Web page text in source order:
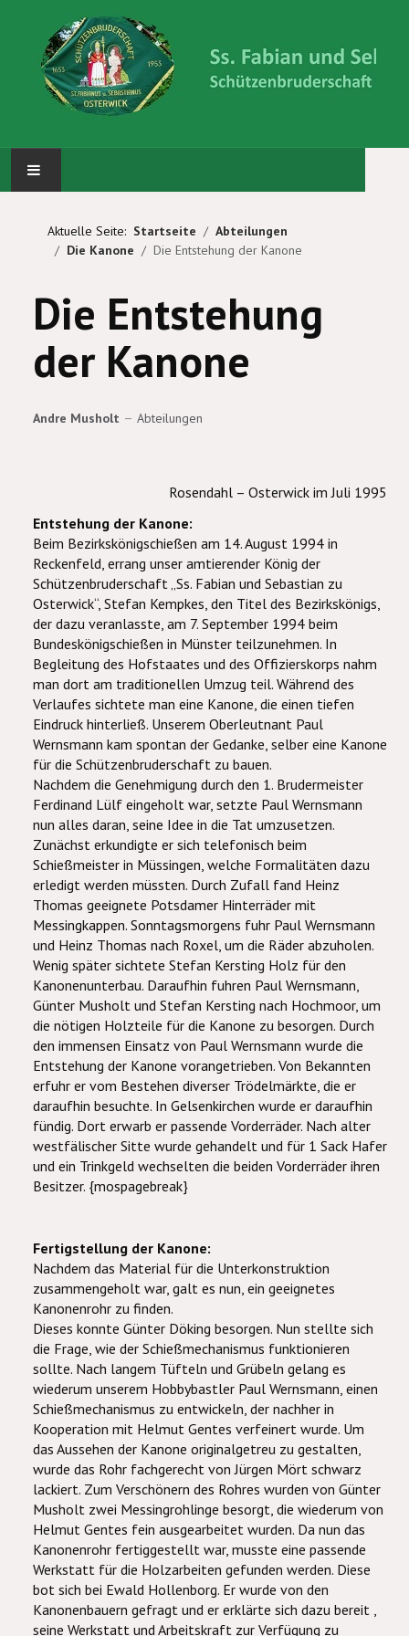
ABTEILUNGEN
KÖNIG UND PRINZEN
WIR ÜBER UNS
Aktuelle Seite: Startseite
Abteilungen
Die Kanone
Die Entstehung der Kanone
Die Entstehung
der Kanone
Andre Musholt Abteilungen
Rosendahl – Osterwick im Juli 1995
Entstehung der Kanone:
Beim Bezirkskönigschießen am 14. August 1994 in
Reckenfeld, errang unser amtierender König der
Schützenbruderschaft „Ss. Fabian und Sebastian zu
Osterwick“, Stefan Kempkes, den Titel des Bezirkskönigs,
der dazu veranlasste, am 7. September 1994 beim
Bundeskönigschießen in Münster teilzunehmen. In
Begleitung des Hofstaates und des Offizierskorps nahm
man dort am traditionellen Umzug teil. Während des
Verlaufes sichtete man eine Kanone, die einen tiefen
Eindruck hinterließ. Unserem Oberleutnant Paul
Wernsmann kam spontan der Gedanke, selber eine Kanone
für die Schützenbruderschaft zu bauen.
Nachdem die Genehmigung durch den 1. Brudermeister
Ferdinand Lülf eingeholt war, setzte Paul Wernsmann
nun alles daran, seine Idee in die Tat umzusetzen.
Zunächst erkundigte er sich telefonisch beim
Schießmeister in Müssingen, welche Formalitäten dazu
erledigt werden müssten. Durch Zufall fand Heinz
Thomas geeignete Potsdamer Hinterräder mit
Messingkappen. Sonntagsmorgens fuhr Paul Wernsmann
und Heinz Thomas nach Roxel, um die Räder abzuholen.
Wenig später sichtete Stefan Kersting Holz für den
Kanonenunterbau. Daraufhin fuhren Paul Wernsmann,
Günter Musholt und Stefan Kersting nach Hochmoor, um
die nötigen Holzteile für die Kanone zu besorgen. Durch
den immensen Einsatz von Paul Wernsmann wurde die
Entstehung der Kanone vorangetrieben. Von Bekannten
erfuhr er vom Bestehen diverser Trödelmärkte, die er
daraufhin besuchte. In Gelsenkirchen wurde er daraufhin
fündig. Dort erwarb er passende Vorderräder. Nach alter
westfälischer Sitte wurde gehandelt und für 1 Sack Hafer
und ein Trinkgeld wechselten die beiden Vorderräder ihren
Besitzer. {mospagebreak}
Fertigstellung der Kanone:
Nachdem das Material für die Unterkonstruktion
zusammengeholt war, galt es nun, ein geeignetes
Kanonenrohr zu finden.
Dieses konnte Günter Döking besorgen. Nun stellte sich
die Frage, wie der Schießmechanismus funktionieren
sollte. Nach langem Tüfteln und Grübeln gelang es
wiederum unserem Hobbybastler Paul Wernsmann, einen
Schießmechanismus zu entwickeln, der nachher in
Kooperation mit Helmut Gentes verfeinert wurde. Um
das Aussehen der Kanone originalgetreu zu gestalten,
wurde das Rohr fachgerecht von Jürgen Mört schwarz
lackiert. Zum Verschönern des Rohres wurden von Günter
Musholt zwei Messingrohlinge besorgt, die wiederum von
Helmut Gentes fein ausgearbeitet wurden. Da nun das
Kanonenrohr fertiggestellt war, musste eine passende
Werkstatt für die Holzarbeiten gefunden werden. Diese
bot sich bei Ewald Hollenborg. Er wurde von den
Kanonenbauern gefragt und er erklärte sich dazu bereit ,
seine Werkstatt und Arbeitskraft zur Verfügung zu